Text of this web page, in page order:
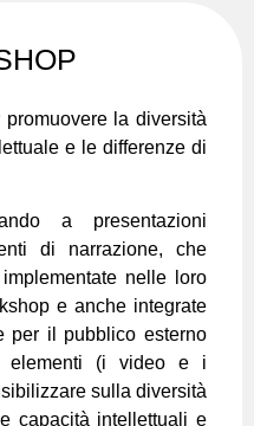
la diversità
e le differenze di
a presentazioni
di narrazione, che
nelle loro
e anche integrate
per il pubblico esterno
elementi (i video e i
sulla diversità
capacità intellettuali e